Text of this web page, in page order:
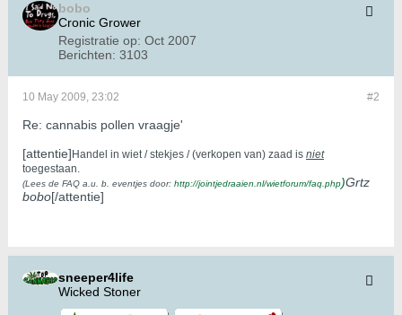
bobo
Cronic Grower
Registratie op: Oct 2007
Berichten: 3103
#2
10 May 2009, 23:02
Re: cannabis pollen vraagje'
[attentie] Handel in wiet / stekjes / (verkopen van) zaad is niet
toegestaan.
(Lees de FAQ a.u. b. eventjes door: http://jointjedraaien.nl/wietforum/faq.php)Grtz
bobo[/attentie]
sneeper4life
Wicked Stoner